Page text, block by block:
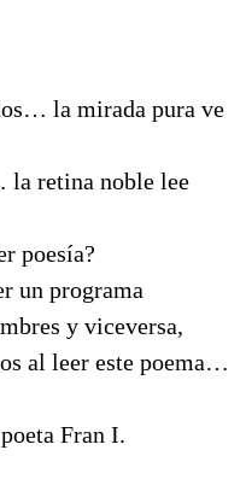
la mirada pura ve
la retina noble lee
poesía?
un programa
y viceversa,
al leer este poema…
Fran I.